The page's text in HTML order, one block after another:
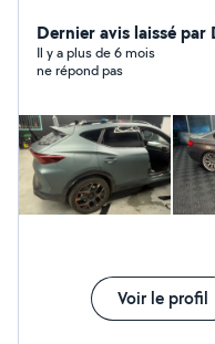
Dernier avis laissé par
Il y a plus de 6 mois
ne répond pas
Voir le profil